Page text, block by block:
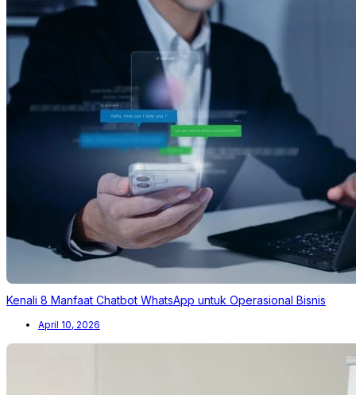
Kenali 8 Manfaat Chatbot WhatsApp untuk Operasional Bisnis
April 10, 2026